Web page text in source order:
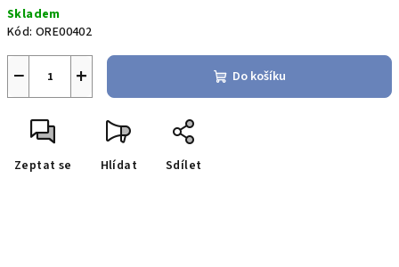
cena:
Skladem
Kód: ORE00402
+
− Do košíku
Zeptat se Hlídat Sdílet